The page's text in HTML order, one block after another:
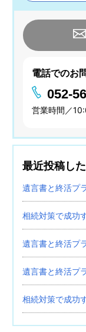
電話でのお
052-
営業時間／
最近投稿し
遺言書と終活プ
相続対策で成功
遺言書と終活プ
遺言書と終活プ
相続対策で成功